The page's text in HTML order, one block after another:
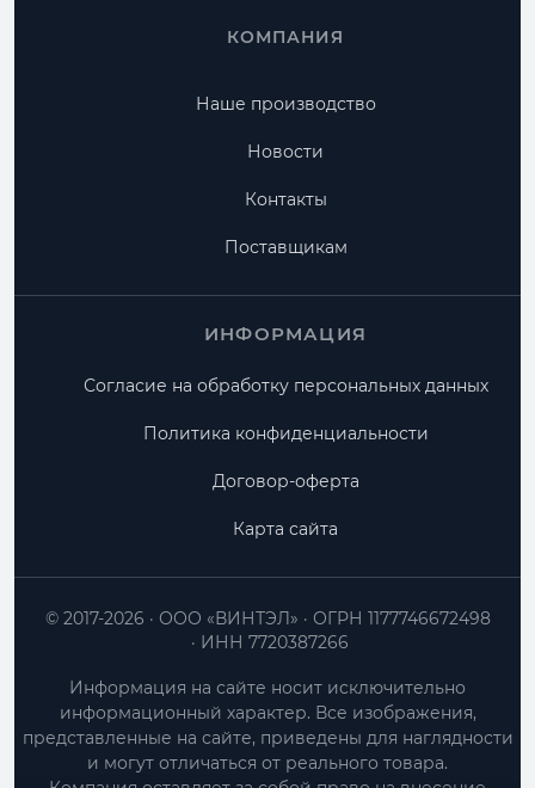
КОМПАНИЯ
Наше производство
Новости
Контакты
Поставщикам
ИНФОРМАЦИЯ
Согласие на обработку персональных данных
Политика конфиденциальности
Договор-оферта
Карта сайта
ООО «ВИНТЭЛ»
ОГРН 1177746672498
ИНН 7720387266
© 2017-2026
Информация на сайте носит исключительно
информационный характер. Все изображения,
представленные на сайте, приведены для наглядности
и могут отличаться от реального товара.